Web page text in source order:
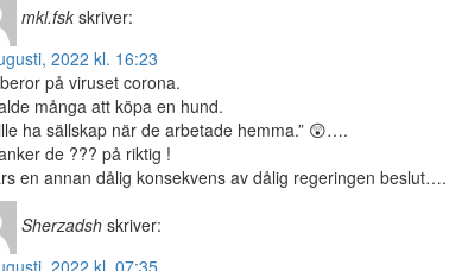
mkl.fsk skriver:
2022 kl. 16:23
på viruset corona.
många att köpa en hund.
ha sällskap när de arbetade hemma.” 😲….
de ??? på riktig !
en annan dålig konsekvens av dålig regeringen beslut….
Sherzadsh skriver: